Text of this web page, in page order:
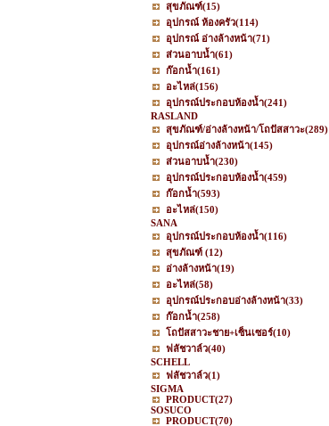
สุขภัณฑ์(15)
อุปกรณ์ ห้องครัว(114)
อุปกรณ์ อ่างล้างหน้า(71)
ส่วนอาบน้ำ(61)
ก๊อกน้ำ(161)
อะไหล่(156)
อุปกรณ์ประกอบห้องน้ำ(241)
RASLAND
สุขภัณฑ์/อ่างล้างหน้า/โถปัสสาวะ(289)
อุปกรณ์อ่างล้างหน้า(145)
ส่วนอาบน้ำ(230)
อุปกรณ์ประกอบห้องน้ำ(459)
ก๊อกน้ำ(593)
อะไหล่(150)
SANA
อุปกรณ์ประกอบห้องน้ำ(116)
สุขภัณฑ์ (12)
อ่างล้างหน้า(19)
อะไหล่(58)
อุปกรณ์ประกอบอ่างล้างหน้า(33)
ก๊อกน้ำ(258)
โถปัสสาวะชาย+เซ็นเซอร์(10)
ฟลัชวาล์ว(40)
SCHELL
ฟลัชวาล์ว(1)
SIGMA
PRODUCT(27)
SOSUCO
PRODUCT(70)